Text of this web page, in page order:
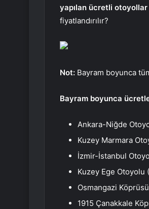
yapılan ücretli
fiyatlandırılır?
Not: Bayram boyunca
Bayram boyunca
Ankara-Niğde
Kuzey Marmara
İzmir-İstanbul
Kuzey Ege Otoyolu
Osmangazi Köprüsü
1915 Çanakkale